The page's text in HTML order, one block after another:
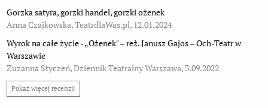
Gorzka satyra, gorzki handel, gorzki ożenek
Anna Czajkowska, TeatrdlaWas.pl, 12.01.2024
Wyrok na całe życie - „Ożenek" – reż. Janusz Gajos – Och-Teatr w
Warszawie
Zuzanna Styczeń, Dziennik Teatralny Warszawa, 3.09.2022
Pokaż więcej recenzji